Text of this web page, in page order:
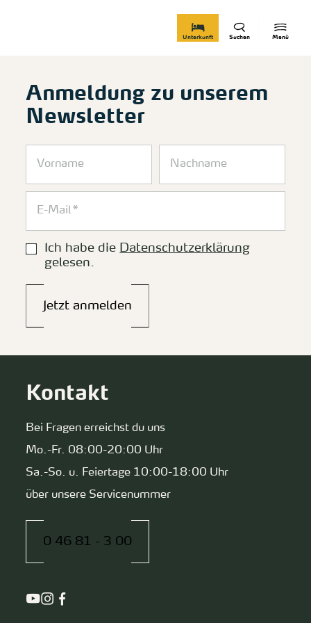
Menü
Suchen
Unterkunft
Anmeldung zu unserem
Newsletter
Ich habe die Datenschutzerklärung
gelesen.
Jetzt anmelden
Kontakt
Bei Fragen erreichst du uns
Mo.-Fr. 08:00-20:00 Uhr
Sa.-So. u. Feiertage 10:00-18:00 Uhr
über unsere Servicenummer
0 46 81 - 3 00